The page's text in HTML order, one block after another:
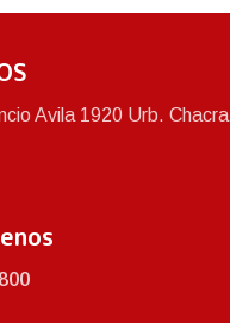
Avila 1920 Urb.